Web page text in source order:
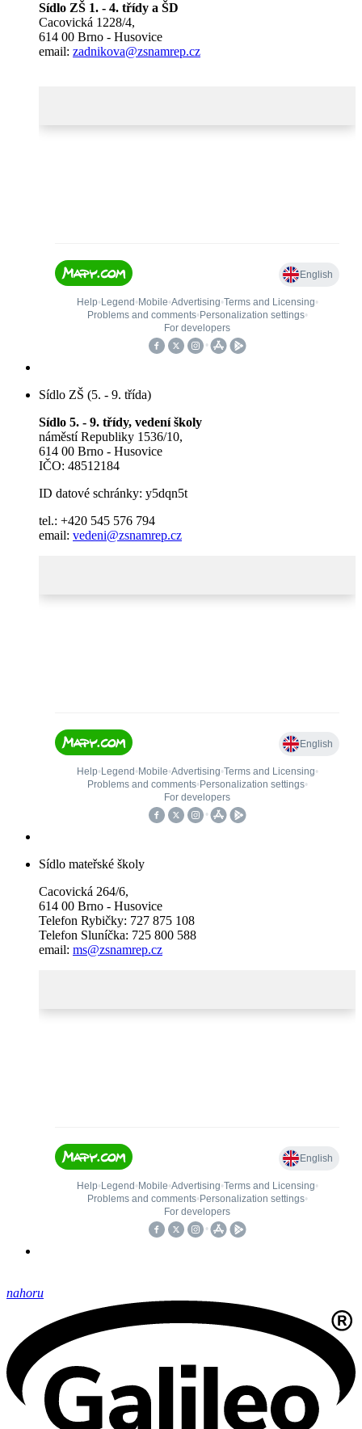
Sídlo ZŠ 1. - 4. třídy a ŠD
Cacovická 1228/4,
614 00 Brno - Husovice
email: zadnikova@zsnamrep.cz
Sídlo ZŠ (5. - 9. třída)
Sídlo 5. - 9. třídy, vedení školy
náměstí Republiky 1536/10,
614 00 Brno - Husovice
IČO: 48512184
ID datové schránky: y5dqn5t
tel.: +420 545 576 794
email: vedeni@zsnamrep.cz
Sídlo mateřské školy
Cacovická 264/6,
614 00 Brno - Husovice
Telefon Rybičky: 727 875 108
Telefon Sluníčka: 725 800 588
email: ms@zsnamrep.cz
nahoru